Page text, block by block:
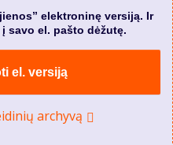
elektroninę versiją. Ir
savo el. pašto dėžutę.
el. versiją
archyvą